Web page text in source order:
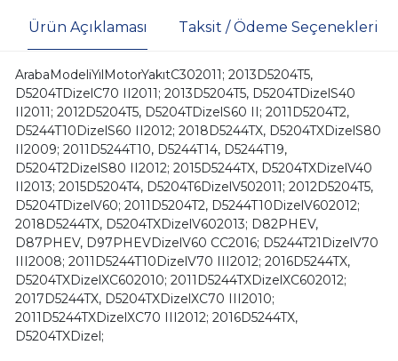
Ürün Açıklaması Taksit / Ödeme Seçenekleri
ArabaModeliYılMotorYakıtC302011; 2013D5204T5,
D5204TDizelC70 II2011; 2013D5204T5, D5204TDizelS40
II2011; 2012D5204T5, D5204TDizelS60 II; 2011D5204T2,
D5244T10DizelS60 II2012; 2018D5244TX, D5204TXDizelS80
II2009; 2011D5244T10, D5244T14, D5244T19,
D5204T2DizelS80 II2012; 2015D5244TX, D5204TXDizelV40
II2013; 2015D5204T4, D5204T6DizelV502011; 2012D5204T5,
D5204TDizelV60; 2011D5204T2, D5244T10DizelV602012;
2018D5244TX, D5204TXDizelV602013; D82PHEV,
D87PHEV, D97PHEVDizelV60 CC2016; D5244T21DizelV70
III2008; 2011D5244T10DizelV70 III2012; 2016D5244TX,
D5204TXDizelXC602010; 2011D5244TXDizelXC602012;
2017D5244TX, D5204TXDizelXC70 III2010;
2011D5244TXDizelXC70 III2012; 2016D5244TX,
D5204TXDizel;